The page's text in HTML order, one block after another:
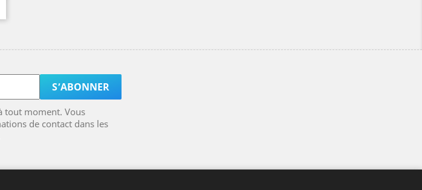
tout moment. Vous
de contact dans les